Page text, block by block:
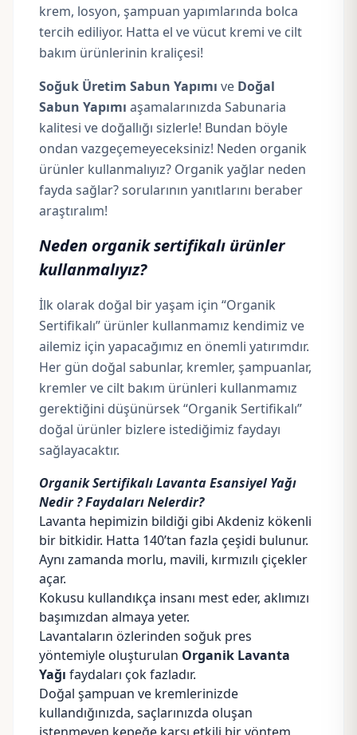
krem, losyon, şampuan yapımlarında bolca
tercih ediliyor. Hatta el ve vücut kremi ve cilt
bakım ürünlerinin kraliçesi!
Soğuk Üretim Sabun Yapımı ve Doğal
Sabun Yapımı aşamalarınızda Sabunaria
kalitesi ve doğallığı sizlerle! Bundan böyle
ondan vazgeçemeyeceksiniz! Neden organik
ürünler kullanmalıyız? Organik yağlar neden
fayda sağlar? sorularının yanıtlarını beraber
araştıralım!
Neden organik sertifikalı ürünler
kullanmalıyız?
İlk olarak doğal bir yaşam için “Organik
Sertifikalı” ürünler kullanmamız kendimiz ve
ailemiz için yapacağımız en önemli yatırımdır.
Her gün doğal sabunlar, kremler, şampuanlar,
kremler ve cilt bakım ürünleri kullanmamız
gerektiğini düşünürsek “Organik Sertifikalı”
doğal ürünler bizlere istediğimiz faydayı
sağlayacaktır.
Organik Sertifikalı Lavanta Esansiyel Yağı
Nedir ? Faydaları Nelerdir?
Lavanta hepimizin bildiği gibi Akdeniz kökenli
bir bitkidir. Hatta 140’tan fazla çeşidi bulunur.
Aynı zamanda morlu, mavili, kırmızılı çiçekler
açar.
Kokusu kullandıkça insanı mest eder, aklımızı
başımızdan almaya yeter.
Lavantaların özlerinden soğuk pres
yöntemiyle oluşturulan Organik Lavanta
Yağı faydaları çok fazladır.
Doğal şampuan ve kremlerinizde
kullandığınızda, saçlarınızda oluşan